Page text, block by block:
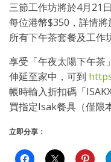
三節工作坊將於4月21
每位港幣$350，詳情將
所有下午茶套餐及工作
享受「午夜太陽下午茶
伸延至家中，可到
帳時輸入折扣碼「
買指定Isak餐具（僅限
立即分享：